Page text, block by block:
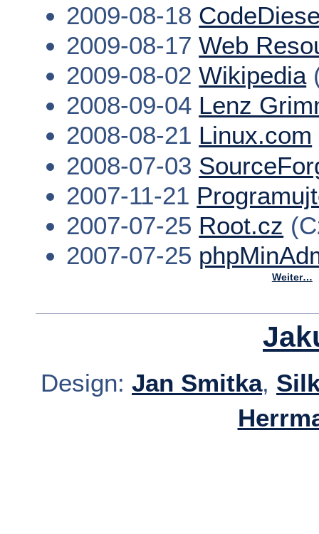
2009-08-18
2009-08-17Web
2009-08-02Wikipedia
2008-09-04 Lenz
2008-08-21 Linux.com
2008-07-03
2007-11-21
2007-07-25 Root.cz
2007-07-25
Weiter…
Design: Jan Smitka,